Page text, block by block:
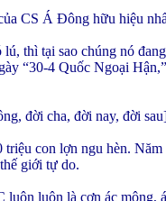
CS Á Đông hữu hiệu
thì tại sao chúng nó
“30-4 Quốc Ngoại
đời cha, đời nay, đời
con lợn ngu hèn.
giới tự do.
luôn luôn là cơn ác mộng,